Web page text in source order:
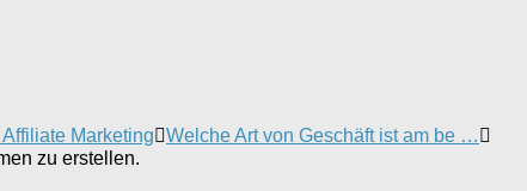
Marketing
Welche Art von Geschäft ist am be …
zu erstellen.